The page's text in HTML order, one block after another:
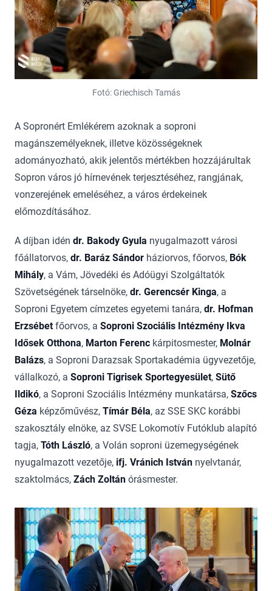
Fotó: Griechisch Tamás
A Sopronért Emlékérem azoknak a soproni
magánszemélyeknek, illetve közösségeknek
adományozható, akik jelentős mértékben hozzájárultak
Sopron város jó hírnevének terjesztéséhez, rangjának,
vonzerejének emeléséhez, a város érdekeinek
előmozdításához.
A díjban idén dr. Bakody Gyula nyugalmazott városi
főállatorvos, dr. Baráz Sándor háziorvos, főorvos, Bók
Mihály, a Vám, Jövedéki és Adóügyi Szolgáltatók
Szövetségének társelnöke, dr. Gerencsér Kinga, a
Soproni Egyetem címzetes egyetemi tanára, dr. Hofman
Erzsébetfőorvos, a Soproni Szociális Intézmény Ikva
Idősek Otthona, Marton Ferenc kárpitosmester, Molnár
Balázs, a Soproni Darazsak Sportakadémia ügyvezetője,
vállalkozó, a Soproni Tigrisek Sportegyesület, Sütő
Ildikó, a Soproni Szociális Intézmény munkatársa, Szőcs
Géza képzőművész, Tímár Béla, az SSE SKC korábbi
szakosztály elnöke, az SVSE Lokomotív Futóklub alapító
tagja, Tóth László, a Volán soproni üzemegységének
nyugalmazott vezetője, ifj. Vránich István nyelvtanár,
szaktolmács, Zách Zoltán órásmester.